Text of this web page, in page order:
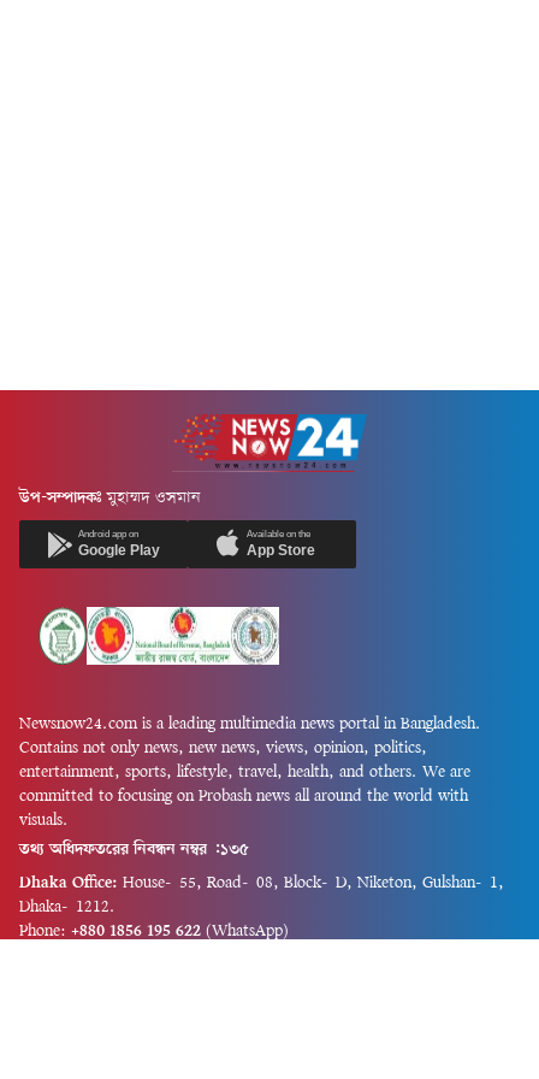
উপ-সম্পাদকঃ মুহাম্মদ ওসমান
Android app on
Google Play
Available on the
App Store
Newsnow24.com is a leading multimedia news portal in Bangladesh.
Contains not only news, new news, views, opinion, politics,
entertainment, sports, lifestyle, travel, health, and others. We are
committed to focusing on Probash news all around the world with
visuals.
তথ্য অধিদফতরের নিবন্ধন নম্বর :১৩৫
Dhaka Office: House-55, Road-08, Block-D, Niketon, Gulshan-1,
Dhaka-1212.
Phone: +880 1856 195 622 (WhatsApp)